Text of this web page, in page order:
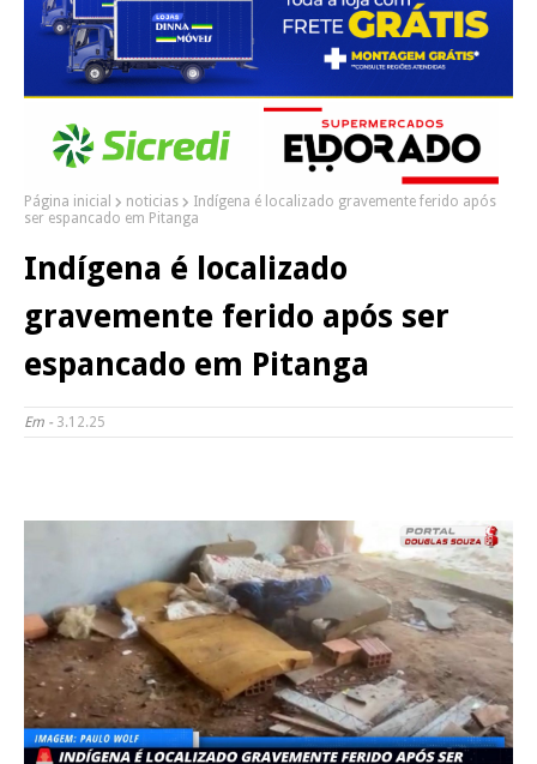
Página inicial noticias
Indígena é localizado gravemente ferido após
ser espancado em Pitanga
Indígena é localizado
gravemente ferido após ser
espancado em Pitanga
Em - 3.12.25